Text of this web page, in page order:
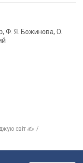
Ф. Я. Божинова, О.
світ ✍